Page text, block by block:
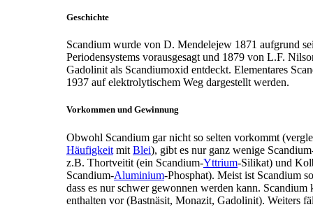
Geschichte
Scandium wurde von D. Mendelejew 1871 aufgrund
Periodensystems vorausgesagt und 1879 von L.F.
Gadolinit als Scandiumoxid entdeckt. Elementares
1937 auf elektrolytischem Weg dargestellt werden.
Vorkommen und Gewinnung
Obwohl Scandium gar nicht so selten vorkommt
Häufigkeit mit Blei), gibt es nur ganz wenige
z.B. Thortveitit (ein Scandium-Yttrium-Silikat) und
Scandium-Aluminium-Phosphat). Meist ist Scandium
dass es nur schwer gewonnen werden kann.
enthalten vor (Bastnäsit, Monazit, Gadolinit). Weiters